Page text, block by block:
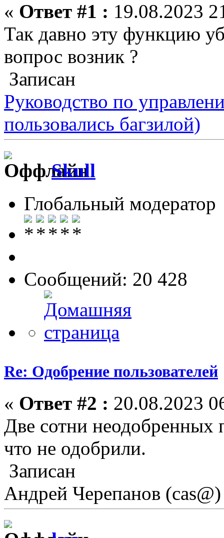
« Ответ #1 : 19.08.2023
Так давно эту функцию
вопрос возник ?
Записан
Руководство по
пользовались багзилой)
Skull
Глобальный модератор
Сообщений: 20 428
Re: Одобрение пользователей
« Ответ #2 : 20.08.2023
Две сотни неодобренных
что не одобрили.
Записан
Андрей Черепанов (cas@)